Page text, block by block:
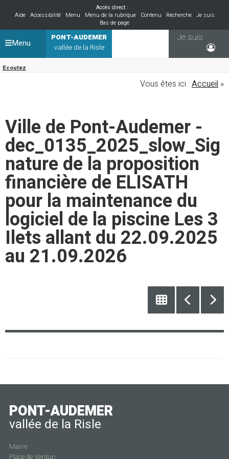
Accès direct :
Aide
Accessibilité Menu Menu de la rubrique Contenu Recherche
Je suis
Bas de page
PONT-AUDEMER
vallée de la Risle
Ecoutez
Je suis
Menu
Vous êtes ici : Accueil »
Ville de Pont-Audemer -
dec_0135_2025_slow_Sig
nature de la proposition
financière de ELISATH
pour la maintenance du
logiciel de la piscine Les 3
Ilets allant du 22.09.2025
au 21.09.2026
PONT-AUDEMER
vallée de la Risle
Mairie
Place de Verdun